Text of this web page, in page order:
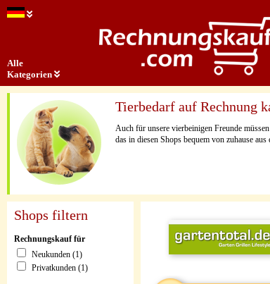
Alle
Kategorien
Tierbedarf auf Rechnung
Auch für unsere vierbeinigen Freunde
das in diesen Shops bequem von zuhause
Shops filtern
Rechnungskauf für
Neukunden (1)
Privatkunden (1)